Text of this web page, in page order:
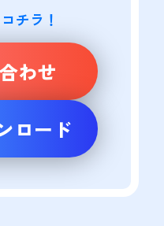
チラ！
わせ
ロード